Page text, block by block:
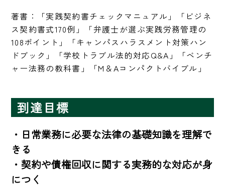
著書：「実践契約書チェックマニュアル」「ビジネ
ス契約書式170例」「弁護士が選ぶ実践労務管理の
108ポイント」「キャンパスハラスメント対策ハン
ドブック」「学校トラブル法的対応Q&A」「ベンチ
ャー法務の教科書」「M＆Aコンパクトバイブル」
到達目標
・日常業務に必要な法律の基礎知識を理解で
きる
・契約や債権回収に関する実務的な対応が身
につく